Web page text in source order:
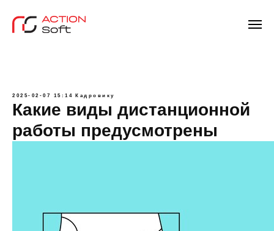
2025-02-07 15:14 Кадровику
Какие виды дистанционной
работы предусмотрены